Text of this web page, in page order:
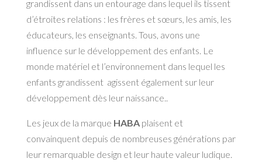
grandissent dans un entourage dans lequel ils tissent
d’étroites relations : les frères et sœurs, les amis, les
éducateurs, les enseignants. Tous, avons une
influence sur le développement des enfants. Le
monde matériel et l’environnement dans lequel les
enfants grandissent agissent également sur leur
développement dès leur naissance..
Les jeux de la marque HABAplaisent et
convainquent depuis de nombreuses générations par
leur remarquable design et leur haute valeur ludique.